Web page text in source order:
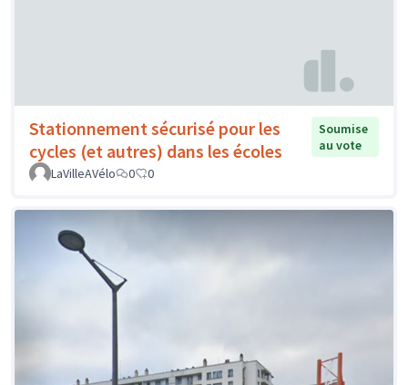
Stationnement sécurisé pour les
cycles (et autres) dans les écoles
Soumise
au vote
LaVilleAVélo
0 0